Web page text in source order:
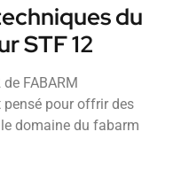
du
STF 12
FABARM
pensé pour offrir des
domaine du fabarm